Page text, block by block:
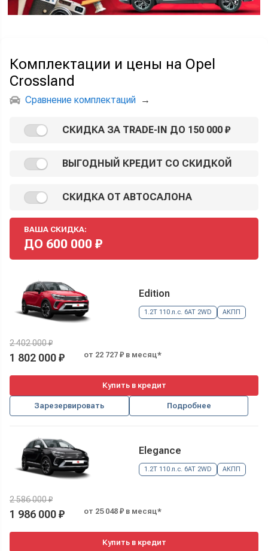
Комплектации и цены на Opel
Crossland
Сравнение комплектаций →
СКИДКА ЗА TRADE-IN ДО 150 000 ₽
ВЫГОДНЫЙ КРЕДИТ СО СКИДКОЙ
СКИДКА ОТ АВТОСАЛОНА
ВАША СКИДКА:
ДО 600 000 ₽
Edition
1.2T 110 л.с. 6AT 2WD АКПП
2 402 000 ₽
1 802 000 ₽ от 22 727 ₽ в месяц*
Купить в кредит
Зарезервировать Подробнее
Elegance
1.2T 110 л.с. 6AT 2WD АКПП
2 586 000 ₽
1 986 000 ₽ от 25 048 ₽ в месяц*
Купить в кредит